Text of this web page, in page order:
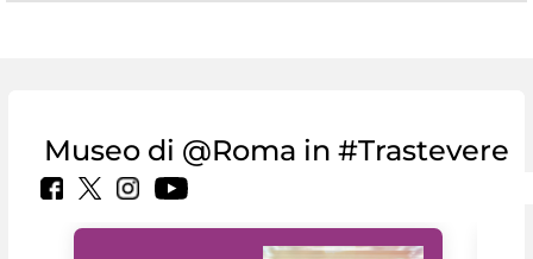
Museo di @Roma in #Trastevere